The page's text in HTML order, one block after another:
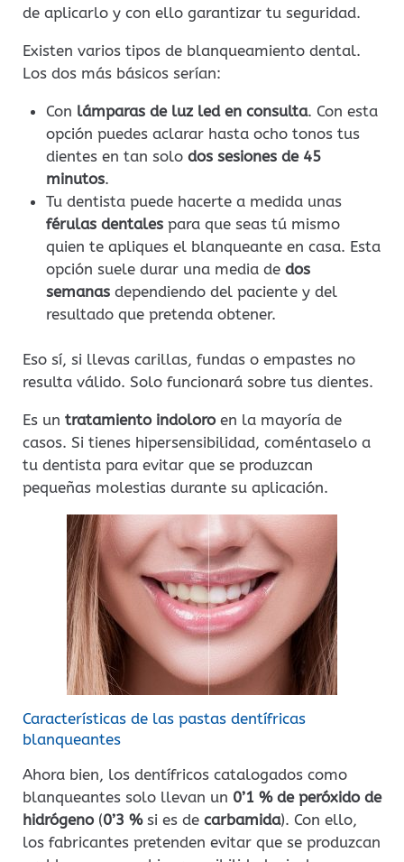
de aplicarlo y con ello garantizar tu seguridad.
Existen varios tipos de blanqueamiento dental.
Los dos más básicos serían:
Con lámparas de luz led en consulta. Con esta
opción puedes aclarar hasta ocho tonos tus
dientes en tan solo dos sesiones de 45
minutos.
Tu dentista puede hacerte a medida unas
férulas dentalespara que seas tú mismo
quien te apliques el blanqueante en casa. Esta
opción suele durar una media de dos
semanasdependiendo del paciente y del
resultado que pretenda obtener.
Eso sí, si llevas carillas, fundas o empastes no
resulta válido. Solo funcionará sobre tus dientes.
Es un tratamiento indoloroen la mayoría de
casos. Si tienes hipersensibilidad, coméntaselo a
tu dentista para evitar que se produzcan
pequeñas molestias durante su aplicación.
Características de las pastas dentífricas
blanqueantes
Ahora bien, los dentífricos catalogados como
blanqueantes solo llevan un 0’1 % de peróxido de
hidrógeno(0’3 %si es de carbamida). Con ello,
los fabricantes pretenden evitar que se produzcan